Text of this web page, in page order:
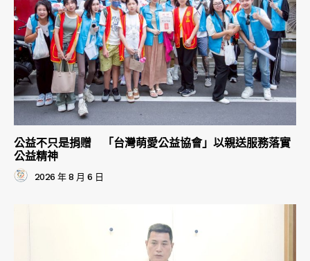
公益不只是捐贈 「台灣萌愛公益協會」以親送服務落實
公益精神
2026 年 8 月 6 日